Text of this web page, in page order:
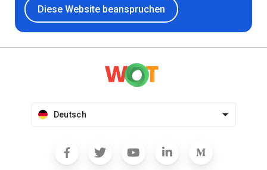
Diese Website beanspruchen
Deutsch